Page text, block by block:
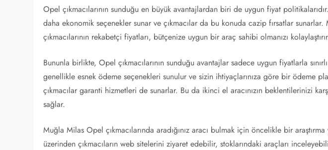
Opel çıkmacılarının sunduğu en büyük avantajlardan biri de uygun fiyat
daha ekonomik seçenekler sunar ve çıkmacılar da bu konuda cazip fırsatlar
çıkmacılarının rekabetçi fiyatları, bütçenize uygun bir araç sahibi olmanızı
Bununla birlikte, Opel çıkmacılarının sunduğu avantajlar sadece uygun fiyatlarla
genellikle esnek ödeme seçenekleri sunulur ve sizin ihtiyaçlarınıza göre bir ödeme
çıkmacılar garanti hizmetleri de sunarlar. Bu da ikinci el aracınızın beklentilerinizi
sağlar.
Muğla Milas Opel çıkmacılarında aradığınız aracı bulmak için öncelikle bir
üzerinden çıkmacıların web sitelerini ziyaret edebilir, stoklarındaki araçları